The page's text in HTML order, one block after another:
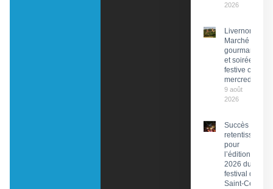
2026
Livernon :
Marché
gourmand
et soirée
festive ce
mercredi
9 août
2026
Succès
retentissant
pour
l’édition
2026 du
festival de
Saint-Céré